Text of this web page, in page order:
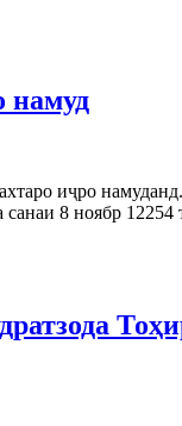
намуд
иҷро
8 ноябр